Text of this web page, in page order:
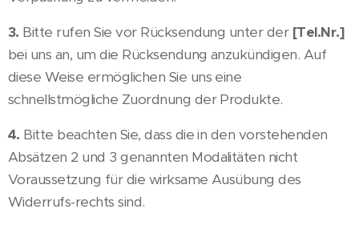
3. Bitte rufen Sie vor Rücksendung unter der [Tel.Nr.]
bei uns an, um die Rücksendung anzukündigen. Auf
diese Weise ermöglichen Sie uns eine
schnellstmögliche Zuordnung der Produkte.
4. Bitte beachten Sie, dass die in den vorstehenden
Absätzen 2 und 3 genannten Modalitäten nicht
Voraussetzung für die wirksame Ausübung des
Widerrufs-rechts sind.